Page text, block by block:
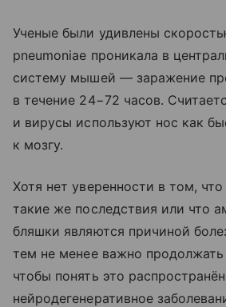
Ученые были удивлены
pneumoniae проникала в
систему мышей — заражение
в течение 24−72 часов.
и вирусы используют нос как
к мозгу.
Хотя нет уверенности в том,
такие же последствия или что
бляшки являются причиной
тем не менее важно продолжать
чтобы понять это
нейродегенеративное